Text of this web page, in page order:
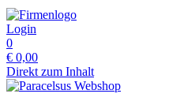
Login
0
€ 0,00
Direkt zum Inhalt